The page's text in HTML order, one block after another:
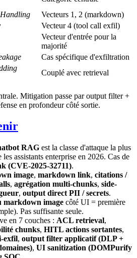
Vecteurs 1, 2 (markdown)
Vecteur 4 (tool call exfil)
Vecteur d'entrée pour la
majorité
Cas spécifique d'exfiltration
Couplé avec retrieval
Mitigation passe par output filter +
en profondeur côté sortie.
RAG est la classe d'attaque la plus
assistants enterprise en 2026. Cas de
(CVE-2025-32711).
image, markdown link, citations /
, agrégation multi-chunks, side-
, output direct PII / secrets.
markdown image côté UI = première
Pas suffisante seule.
en 7 couches : ACL retrieval,
chunks, HITL actions sortantes,
exfil, output filter applicatif (DLP +
, UI sanitization (DOMPurify